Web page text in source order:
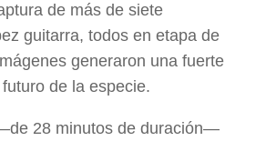
de más de siete
guitarra, todos en etapa de
generaron una fuerte
de la especie.
28 minutos de duración—